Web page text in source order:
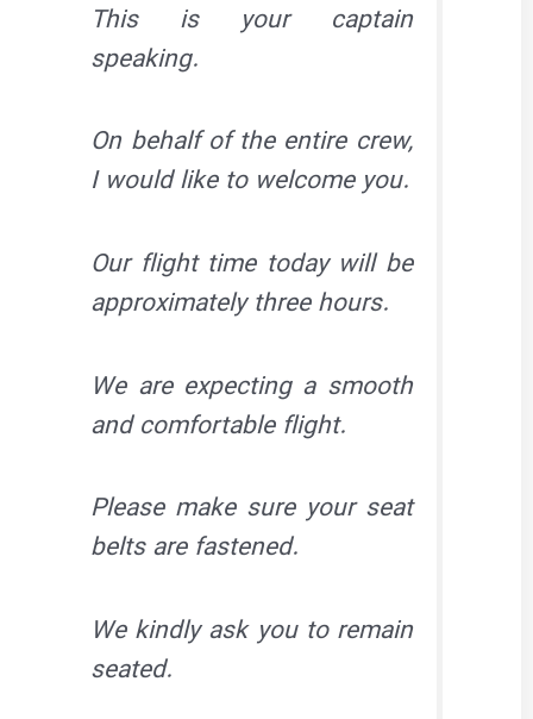
This is your captain
speaking.
On behalf of the entire crew,
I would like to welcome you.
Our flight time today will be
approximately three hours.
We are expecting a smooth
and comfortable flight.
Please make sure your seat
belts are fastened.
We kindly ask you to remain
seated.